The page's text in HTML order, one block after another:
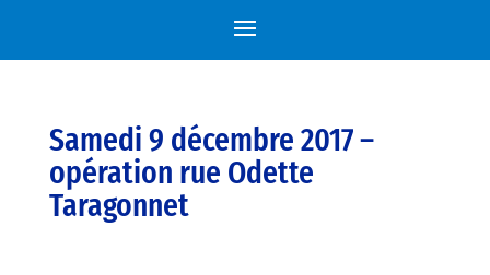
Samedi 9 décembre 2017 –
opération rue Odette
Taragonnet